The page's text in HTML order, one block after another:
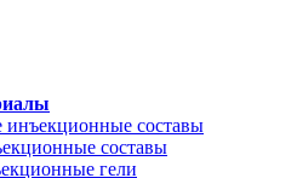
инъекционные составы
составы
гели